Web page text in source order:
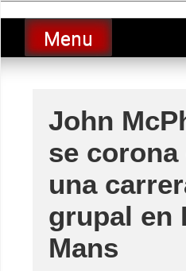
to
contentLucio
Menu
John
se corona
una
grupal en
Mans